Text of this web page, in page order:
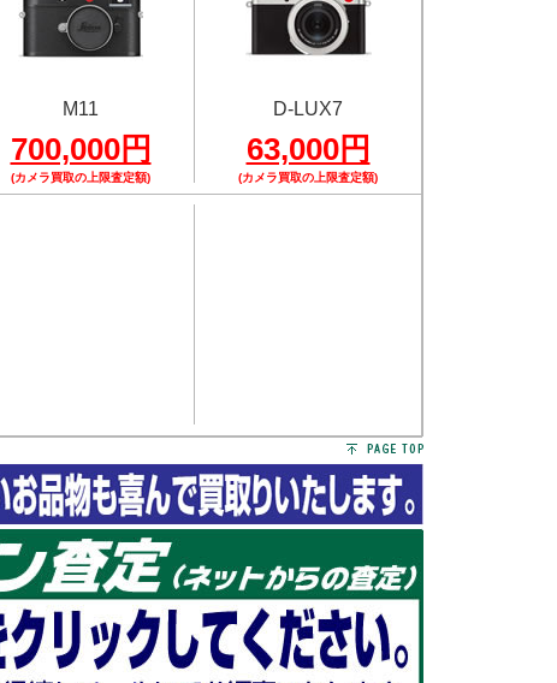
M11
700,000円
(カメラ買取の上限査定額)
D-LUX7
63,000円
(カメラ買取の上限査定額)